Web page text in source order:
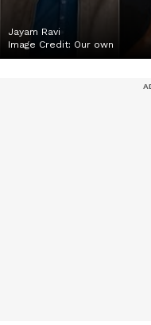
Jayam Ravi
Image Credit: Our own